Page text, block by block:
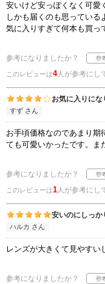
安いけど安っぽくなく可愛
しかも届くのも思っている
気に入りすぎて何本も買っ
参考になりましたか？
このレビューは4人が参考にし
お気に入りにな
すず さん
お手頃価格なのであまり期
ても可愛いかったです。ま
参考になりましたか？
このレビューは1人が参考にし
安いのにしっか
ハルカ さん
レンズが大きくて見やすい
参考になりましたか？